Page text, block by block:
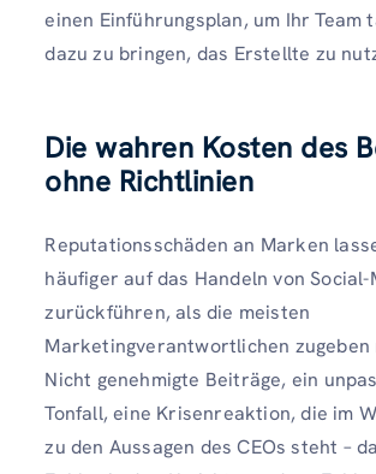
einen Einführungsplan, um Ihr Team
dazu zu bringen, das Erstellte zu
Die wahren Kosten des
ohne Richtlinien
Reputationsschäden an Marken
häufiger auf das Handeln von Social-
zurückführen, als die meisten
Marketingverantwortlichen zugeben
Nicht genehmigte Beiträge, ein
Tonfall, eine Krisenreaktion, die im
zu den Aussagen des CEOs steht –